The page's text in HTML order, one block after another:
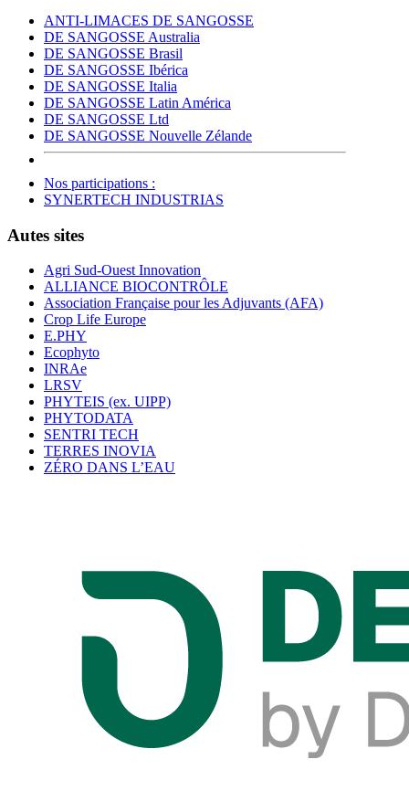
ANTI-LIMACES DE SANGOSSE
DE SANGOSSE Australia
DE SANGOSSE Brasil
DE SANGOSSE Ibérica
DE SANGOSSE Italia
DE SANGOSSE Latin América
DE SANGOSSE Ltd
DE SANGOSSE Nouvelle Zélande
Nos participations :
SYNERTECH INDUSTRIAS
Autes sites
Agri Sud-Ouest Innovation
ALLIANCE BIOCONTRÔLE
Association Française pour les Adjuvants (AFA)
Crop Life Europe
E.PHY
Ecophyto
INRAe
LRSV
PHYTEIS (ex. UIPP)
PHYTODATA
SENTRI TECH
TERRES INOVIA
ZÉRO DANS L’EAU